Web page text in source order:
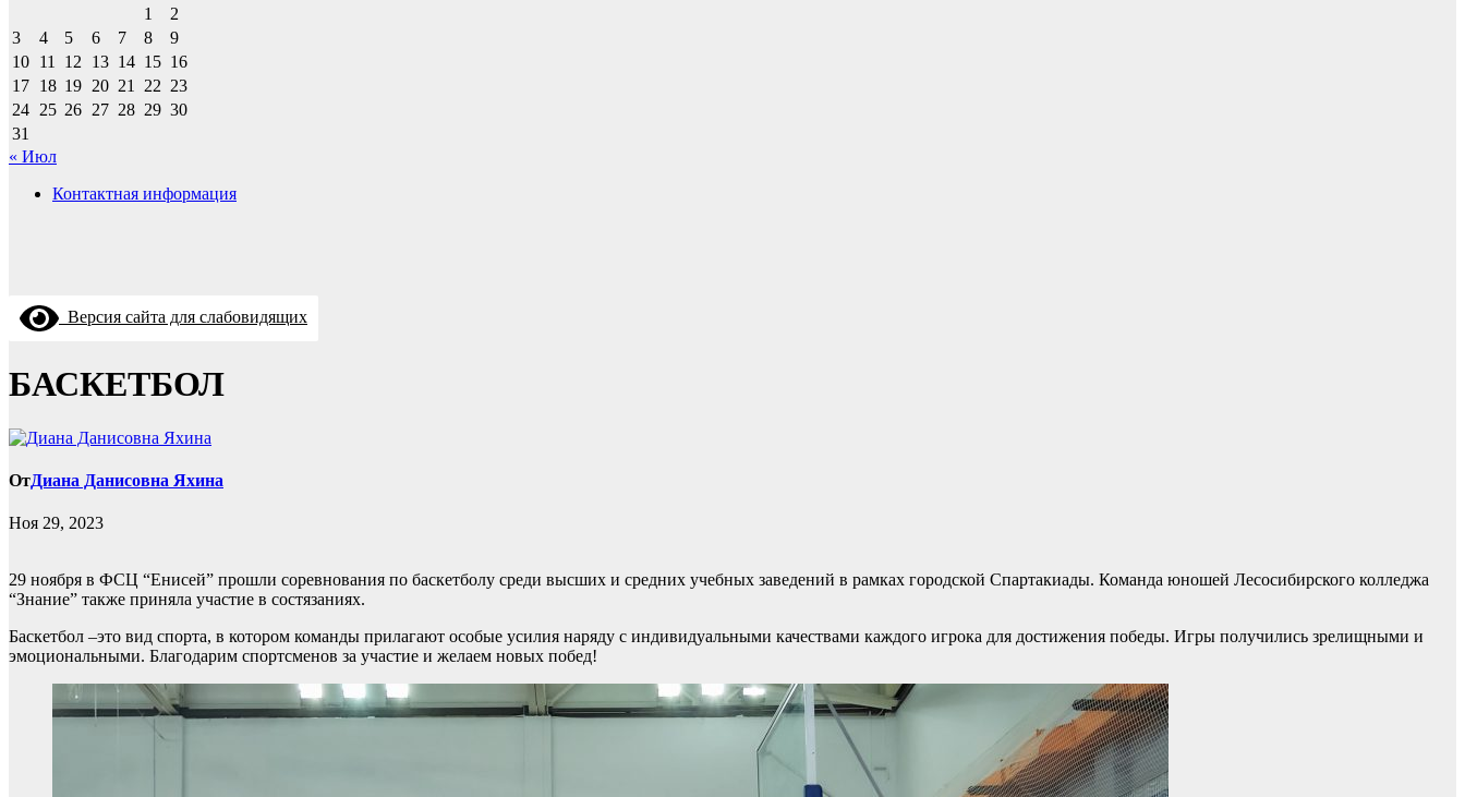
1
2
3
4 5 6 7 8
9
10 11 12 13 14 15 16
17 18 19 20 21 22 23
24 25 26 27 28 29 30
31
« Июл
Контактная информация
Версия сайта для слабовидящих
БАСКЕТБОЛ
ОтДиана Данисовна Яхина
Ноя 29, 2023
29 ноября в ФСЦ “Енисей” прошли соревнования по баскетболу среди высших и средних учебных заведений в рамках городской Спартакиады. Команда юношей Лесосибирского колледжа
“Знание” также приняла участие в состязаниях.
Баскетбол –это вид спорта, в котором команды прилагают особые усилия наряду с индивидуальными качествами каждого игрока для достижения победы. Игры получились зрелищными и
эмоциональными. Благодарим спортсменов за участие и желаем новых побед!